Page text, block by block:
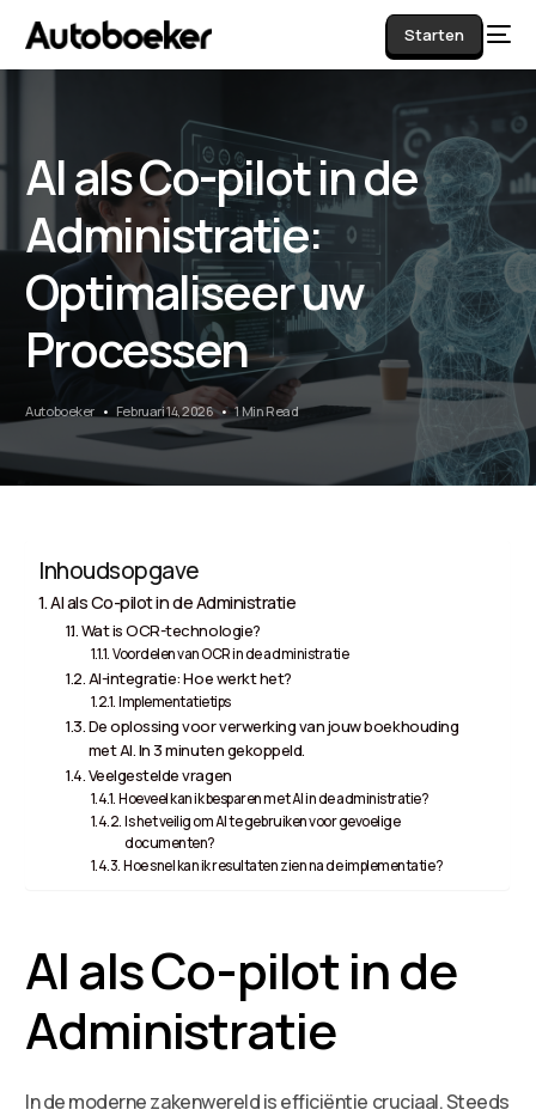
Starten
AI als Co-pilot in de
Administratie:
Optimaliseer uw
Processen
Autoboeker Februari 14, 2026 1 Min Read
Inhoudsopgave
AI als Co-pilot in de Administratie
Wat is OCR-technologie?
Voordelen van OCR in de administratie
AI-integratie: Hoe werkt het?
Implementatietips
De oplossing voor verwerking van jouw boekhouding
met AI. In 3 minuten gekoppeld.
Veelgestelde vragen
Hoeveel kan ik besparen met AI in de administratie?
Is het veilig om AI te gebruiken voor gevoelige
documenten?
Hoe snel kan ik resultaten zien na de implementatie?
AI als Co-pilot in de
Administratie
In de moderne zakenwereld is efficiëntie cruciaal. Steeds
AI